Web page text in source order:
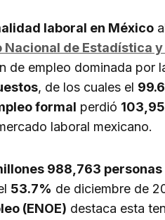
laboral en México
de Estadística y
de empleo dominada por
, de los cuales el
formal perdió
laboral mexicano.
988,763 personas
53.7% de diciembre de
(ENOE) destaca esta